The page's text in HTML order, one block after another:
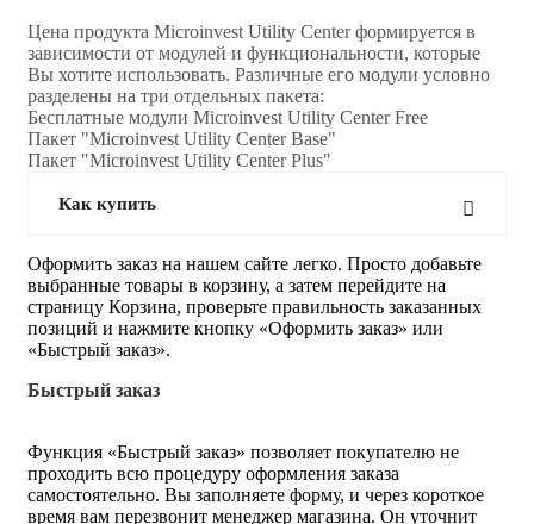
Цена продукта Microinvest Utility Center формируется в
зависимости от модулей и функциональности, которые
Вы хотите использовать. Различные его модули условно
разделены на три отдельных пакета:
Бесплатные модули Microinvest Utility Center Free
Пакет "Microinvest Utility Center Base"
Пакет "Microinvest Utility Center Plus"
Как купить
Оформить заказ на нашем сайте легко. Просто добавьте
выбранные товары в корзину, а затем перейдите на
страницу Корзина, проверьте правильность заказанных
позиций и нажмите кнопку «Оформить заказ» или
«Быстрый заказ».
Быстрый заказ
Функция «Быстрый заказ» позволяет покупателю не
проходить всю процедуру оформления заказа
самостоятельно. Вы заполняете форму, и через короткое
время вам перезвонит менеджер магазина. Он уточнит